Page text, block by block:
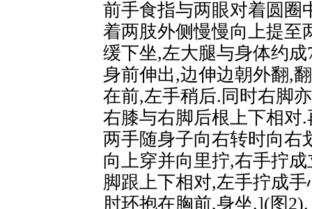
前手食指与两眼对着圆圈
着两肢外侧慢慢向上提至
缓下坐,左大腿与身体约
身前伸出,边伸边朝外翻,
在前,左手稍后.同时右脚
右膝与右脚后根上下相对
两手随身子向右转时向右
向上穿并向里拧,右手拧
脚跟上下相对,左手拧成
肘环抱在胸前,身坐.](图2).